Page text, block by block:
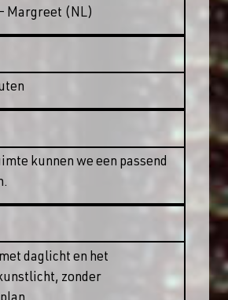
Margreet (NL)
kunnen we een passend
daglicht en het
zonder